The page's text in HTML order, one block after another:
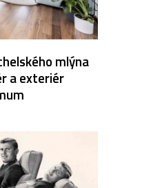
mlýna
a exteriér